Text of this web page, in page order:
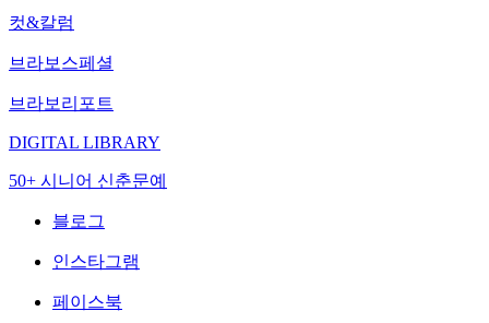
컷&칼럼
브라보스페셜
브라보리포트
DIGITAL LIBRARY
50+ 시니어 신춘문예
블로그
인스타그램
페이스북